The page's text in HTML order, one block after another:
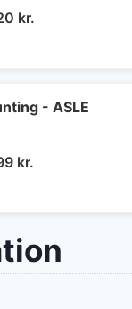
kr.
- ASLE
kr.